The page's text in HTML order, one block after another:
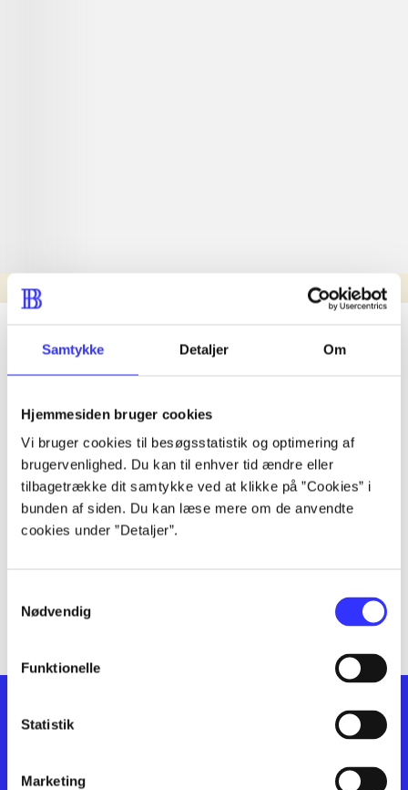
Samtykke Detaljer Om
Hjemmesiden bruger cookies
Vi bruger cookies til besøgsstatistik og optimering af
brugervenlighed. Du kan til enhver tid ændre eller
tilbagetrække dit samtykke ved at klikke på ”Cookies” i
bunden af siden. Du kan læse mere om de anvendte
cookies under ”Detaljer”.
Nødvendig
Funktionelle
Statistik
Marketing
Nyhed
lorem ipsum dolor sit amet ...
lorem ipsum dolor sit amet ...
lorem ipsum dolor sit amet ...
lorem ipsum dolor sit amet ...
lorem ipsum dolor sit amet ...
lorem ipsum dolor sit amet ...
lorem ipsum dolor sit amet ...